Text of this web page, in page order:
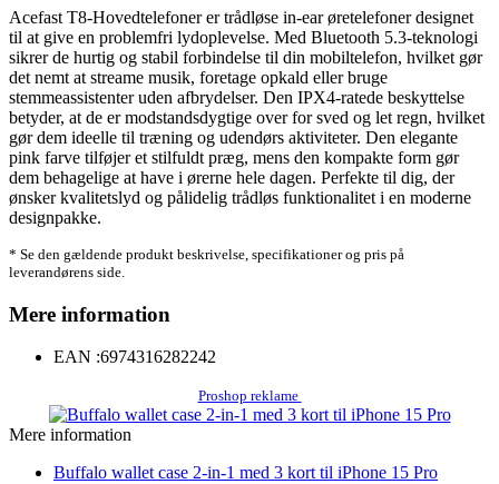
Acefast T8-Hovedtelefoner er trådløse in-ear øretelefoner designet
til at give en problemfri lydoplevelse. Med Bluetooth 5.3-teknologi
sikrer de hurtig og stabil forbindelse til din mobiltelefon, hvilket gør
det nemt at streame musik, foretage opkald eller bruge
stemmeassistenter uden afbrydelser. Den IPX4-ratede beskyttelse
betyder, at de er modstandsdygtige over for sved og let regn, hvilket
gør dem ideelle til træning og udendørs aktiviteter. Den elegante
pink farve tilføjer et stilfuldt præg, mens den kompakte form gør
dem behagelige at have i ørerne hele dagen. Perfekte til dig, der
ønsker kvalitetslyd og pålidelig trådløs funktionalitet i en moderne
designpakke.
* Se den gældende produkt beskrivelse, specifikationer og pris på
leverandørens side.
Mere information
EAN :6974316282242
Proshop reklame
Mere information
Buffalo wallet case 2-in-1 med 3 kort til iPhone 15 Pro